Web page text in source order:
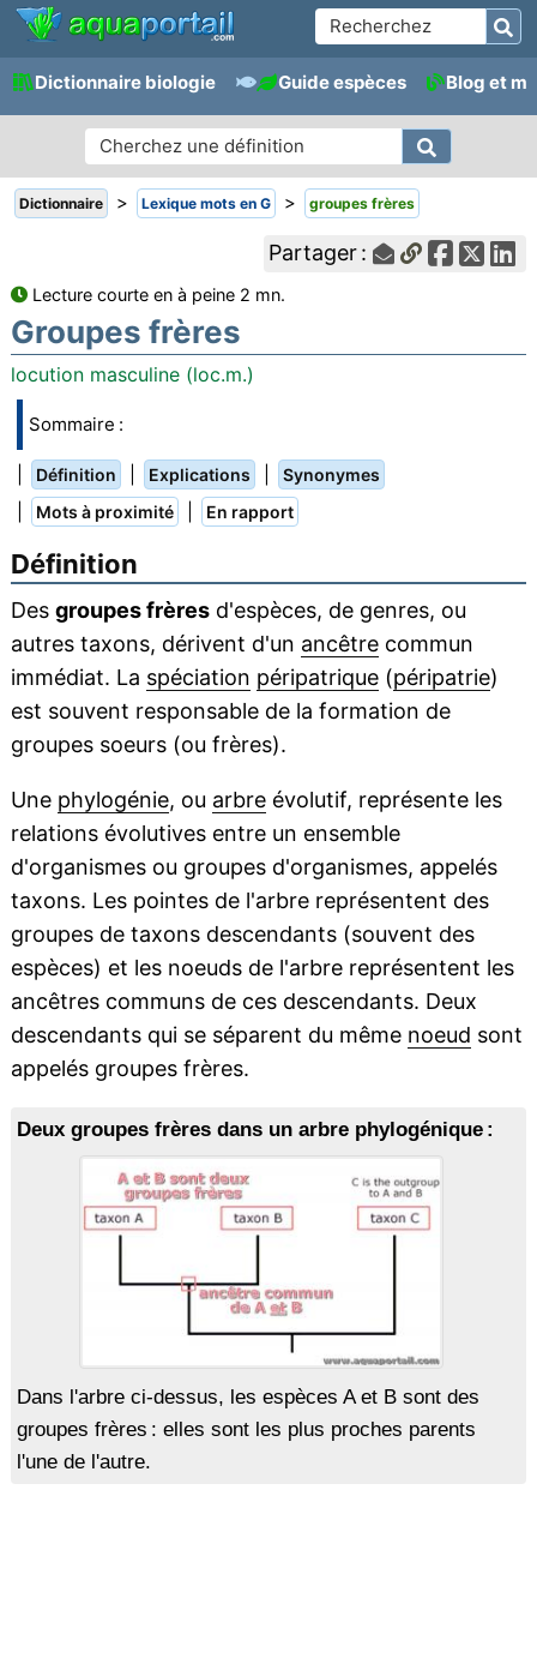
Dictionnaire biologie Guide espèces Blog et
Dictionnaire > Lexique mots en G > groupes frères
Partager :
Lecture courte en à peine 2 mn.
Groupes frères
locution masculine (loc.m.)
Sommaire :
Définition Explications Synonymes
Mots à proximité En rapport
Définition
Des groupes frèresd'espèces, de genres, ou
autres taxons, dérivent d'un ancêtrecommun
immédiat. La spéciation péripatrique(péripatrie)
est souvent responsable de la formation de
groupes soeurs (ou frères).
Une phylogénie, ou arbreévolutif, représente les
relations évolutives entre un ensemble
d'organismes ou groupes d'organismes, appelés
taxons. Les pointes de l'arbre représentent des
groupes de taxons descendants (souvent des
espèces) et les noeuds de l'arbre représentent les
ancêtres communs de ces descendants. Deux
descendants qui se séparent du même noeud sont
appelés groupes frères.
Deux groupes frères dans un arbre phylogénique :
Dans l'arbre ci-dessus, les espèces A et B sont des
groupes frères : elles sont les plus proches parents
l'une de l'autre.